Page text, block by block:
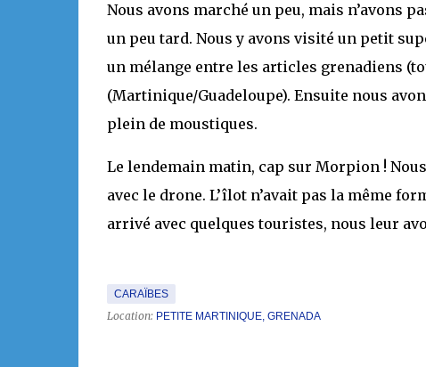
Nous avons marché un peu, mais n’avons
un peu tard. Nous y avons visité un petit
un mélange entre les articles grenadiens
(Martinique/Guadeloupe). Ensuite nous
plein de moustiques.
Le lendemain matin, cap sur Morpion !
avec le drone. L’îlot n’avait pas la même
arrivé avec quelques touristes, nous leur
CARAÏBES
Location: PETITE MARTINIQUE, GRENADA